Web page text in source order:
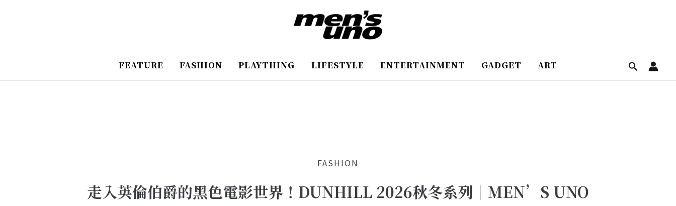
容
FEATURE FASHION PLAYTHING LIFESTYLE ENTERTAINMENT GADGET ART
FASHION
走入英倫伯爵的黑色電影世界！DUNHILL 2026秋冬系列｜MEN’S UNO